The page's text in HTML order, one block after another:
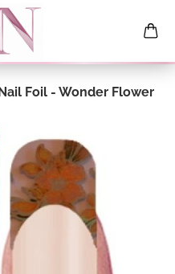
Foil - Wonder Flower